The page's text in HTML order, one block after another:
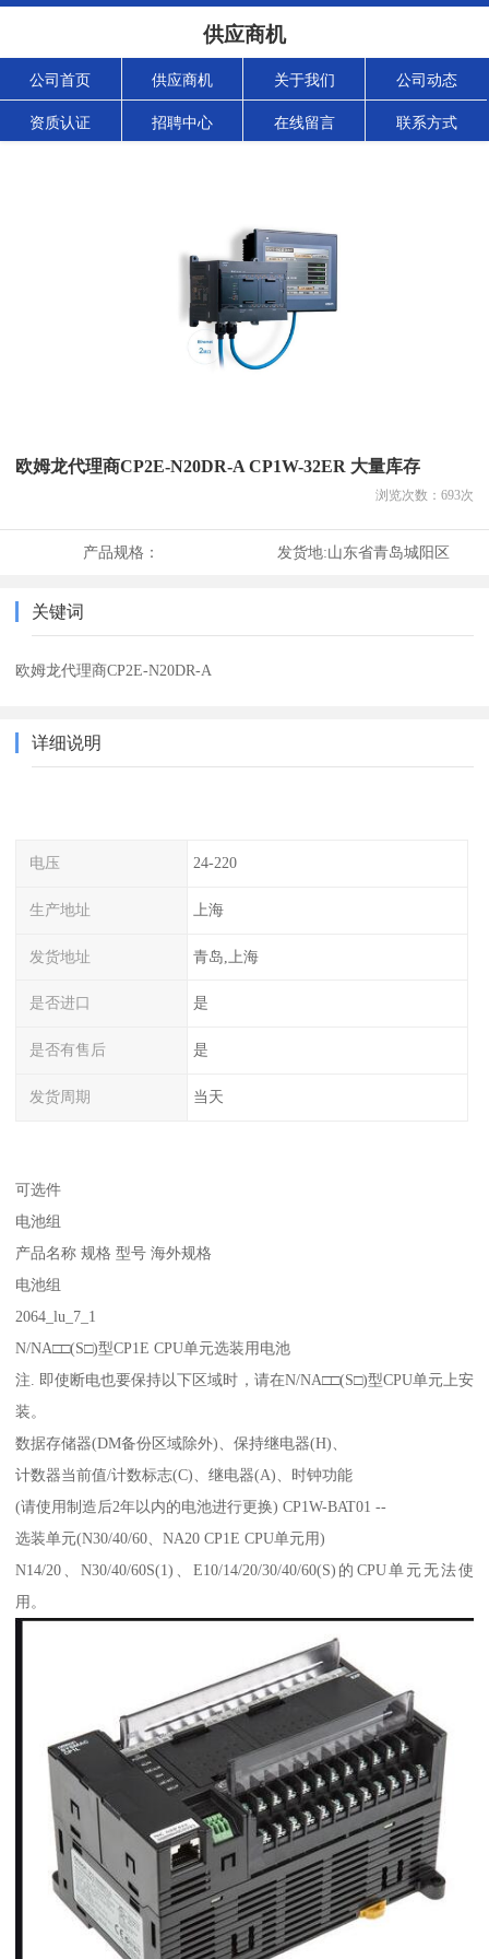
供应商机
公司首页 供应商机 关于我们 公司动态
资质认证 招聘中心 在线留言 联系方式
欧姆龙代理商CP2E-N20DR-A CP1W-32ER 大量库存
浏览次数： 693次
产品规格： 发货地:山东省青岛城阳区
关键词
欧姆龙代理商CP2E-N20DR-A
详细说明
电压 24-220
生产地址 上海
发货地址 青岛,上海
是否进口 是
是否有售后 是
发货周期 当天
可选件
电池组
产品名称 规格 型号 海外规格
电池组
2064_lu_7_1
N/NA□□(S□)型CP1E CPU单元选装用电池
注. 即使断电也要保持以下区域时，请在N/NA□□(S□)型CPU单元上安
装。
数据存储器(DM备份区域除外)、保持继电器(H)、
计数器当前值/计数标志(C)、继电器(A)、时钟功能
(请使用制造后2年以内的电池进行更换) CP1W-BAT01 --
选装单元(N30/40/60、NA20 CP1E CPU单元用)
N14/20、N30/40/60S(1)、E10/14/20/30/40/60(S)的CPU单元无法使
用。